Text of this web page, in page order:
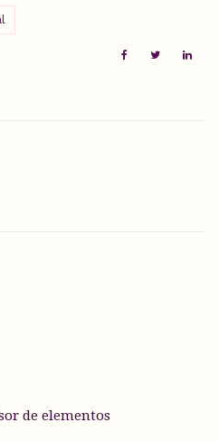
de elementos